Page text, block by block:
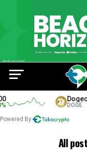
DOGE
Powered By
All